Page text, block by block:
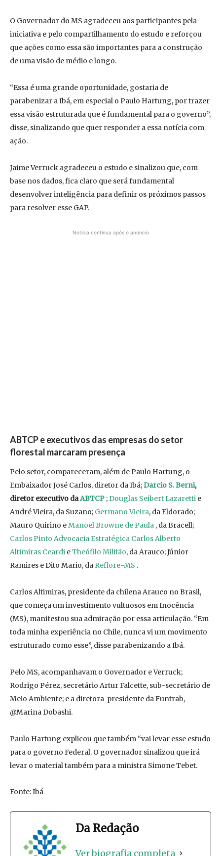
O Governador do MS agradeceu aos participantes pela
iniciativa e pelo compartilhamento do estudo e reforçou
que ações como essa são importantes para a construção
de uma visão de médio e longo.
“Essa é uma grande oportunidade, gostaria de
parabenizar a Ibá, em especial o Paulo Hartung, por trazer
essa visão estruturada que é fundamental para o governo”,
disse, sinalizando que quer responder a essa notícia com
ação.
Jaime Verruck agradeceu o estudo e sinalizou que, com
base nos dados, fica claro que será fundamental
desenvolver inteligência para definir os próximos passos
para resolver esse GAP.
Notícia continua após o anúncio
ABTCP e executivos das empresas do setor
florestal marcaram presença
Pelo setor, compareceram, além de Paulo Hartung, o
Embaixador José Carlos, diretor da Ibá;Darcio S. Berni,
diretor executivo daABTCP ;Douglas Seibert Lazaretti e
André Vieira, da Suzano; Germano Vieira, da Eldorado;
Mauro Quirino eManoel Browne de Paula , da Bracell;
Carlos Pinto Advocacia Estratégica Carlos Alberto
Altimiras Ceardi eTheófilo Militão, da Arauco; Júnior
Ramires e Dito Mario, da Reflore-MS .
Carlos Altimiras, presidente da chilena Arauco no Brasil,
que começa um investimento vultuosos em Inocência
(MS), manifestou sua admiração por essa articulação. “Em
toda minha experiência no Chile, nunca vi um movimento
estruturado como esse”, disse parabenizando a Ibá.
Pelo MS, acompanhavam o Governador e Verruck;
Rodrigo Pérez, secretário Artur Falcette, sub-secretário de
Meio Ambiente; e a diretora-presidente da Funtrab,
@Marina Dobashi.
Paulo Hartung explicou que também “vai levar esse estudo
para o governo Federal. O governador sinalizou que irá
levar o material também para a ministra Simone Tebet.
Fonte: Ibá
Da Redação
Ver biografia completa